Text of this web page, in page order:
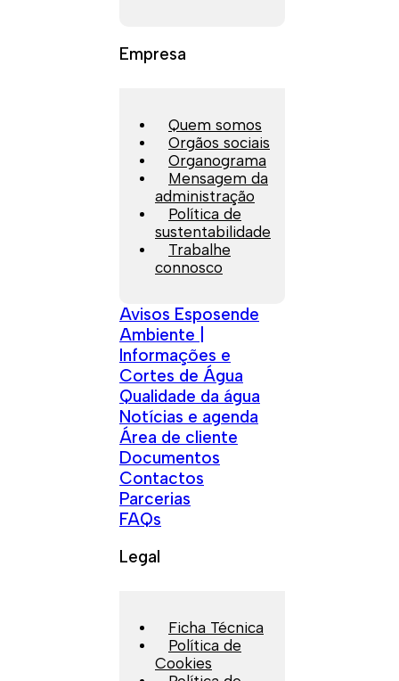
Empresa
Quem somos
Orgãos sociais
Organograma
Mensagem da
administração
Política de
sustentabilidade
Trabalhe
connosco
Avisos Esposende
Ambiente |
Informações e
Cortes de Água
Qualidade da água
Notícias e agenda
Área de cliente
Documentos
Contactos
Parcerias
FAQs
Legal
Ficha Técnica
Política de
Cookies